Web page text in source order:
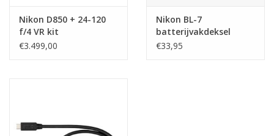
Nikon D850 + 24-120
f/4 VR kit
€3.499,00
Nikon BL-7
batterijvakdeksel
€33,95